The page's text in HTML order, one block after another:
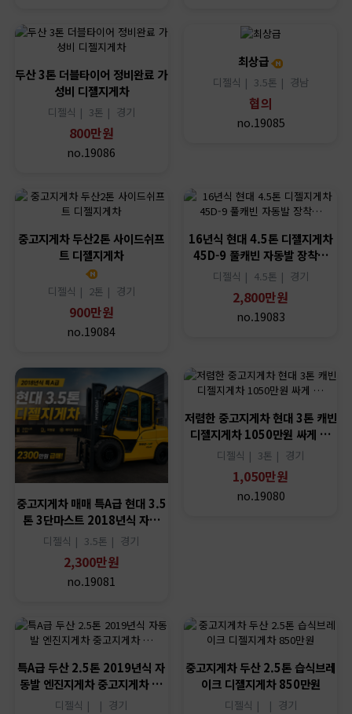
두산 3톤 더블타이어 정비완료 가
성비 디젤지게차
디젤식 | 3톤 | 경기
800만원
no.19086
최상급
디젤식 | 3.5톤 | 경남
협의
no.19085
중고지게차 두산2톤 사이드쉬프
트 디젤지게차
디젤식 | 2톤 | 경기
900만원
no.19084
16년식 현대 4.5톤 디젤지게차
45D-9 풀캐빈 자동발 장착…
디젤식 | 4.5톤 | 경기
2,800만원
no.19083
중고지게차 매매 특A급 현대 3.5
톤 3단마스트 2018년식 자…
디젤식 | 3.5톤 | 경기
2,300만원
no.19081
저렴한 중고지게차 현대 3톤 캐빈
디젤지게차 1050만원 싸게 …
디젤식 | 3톤 | 경기
1,050만원
no.19080
특A급 두산 2.5톤 2019년식 자
동발 엔진지게차 중고지게차 …
디젤식 | | 경기
중고지게차 두산 2.5톤 습식브레
이크 디젤지게차 850만원
디젤식 | | 경기